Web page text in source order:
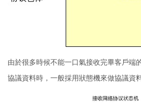
由於很多時候不能一口氣接收完畢客戶端
協議資料時，一般採用狀態機來做協議資